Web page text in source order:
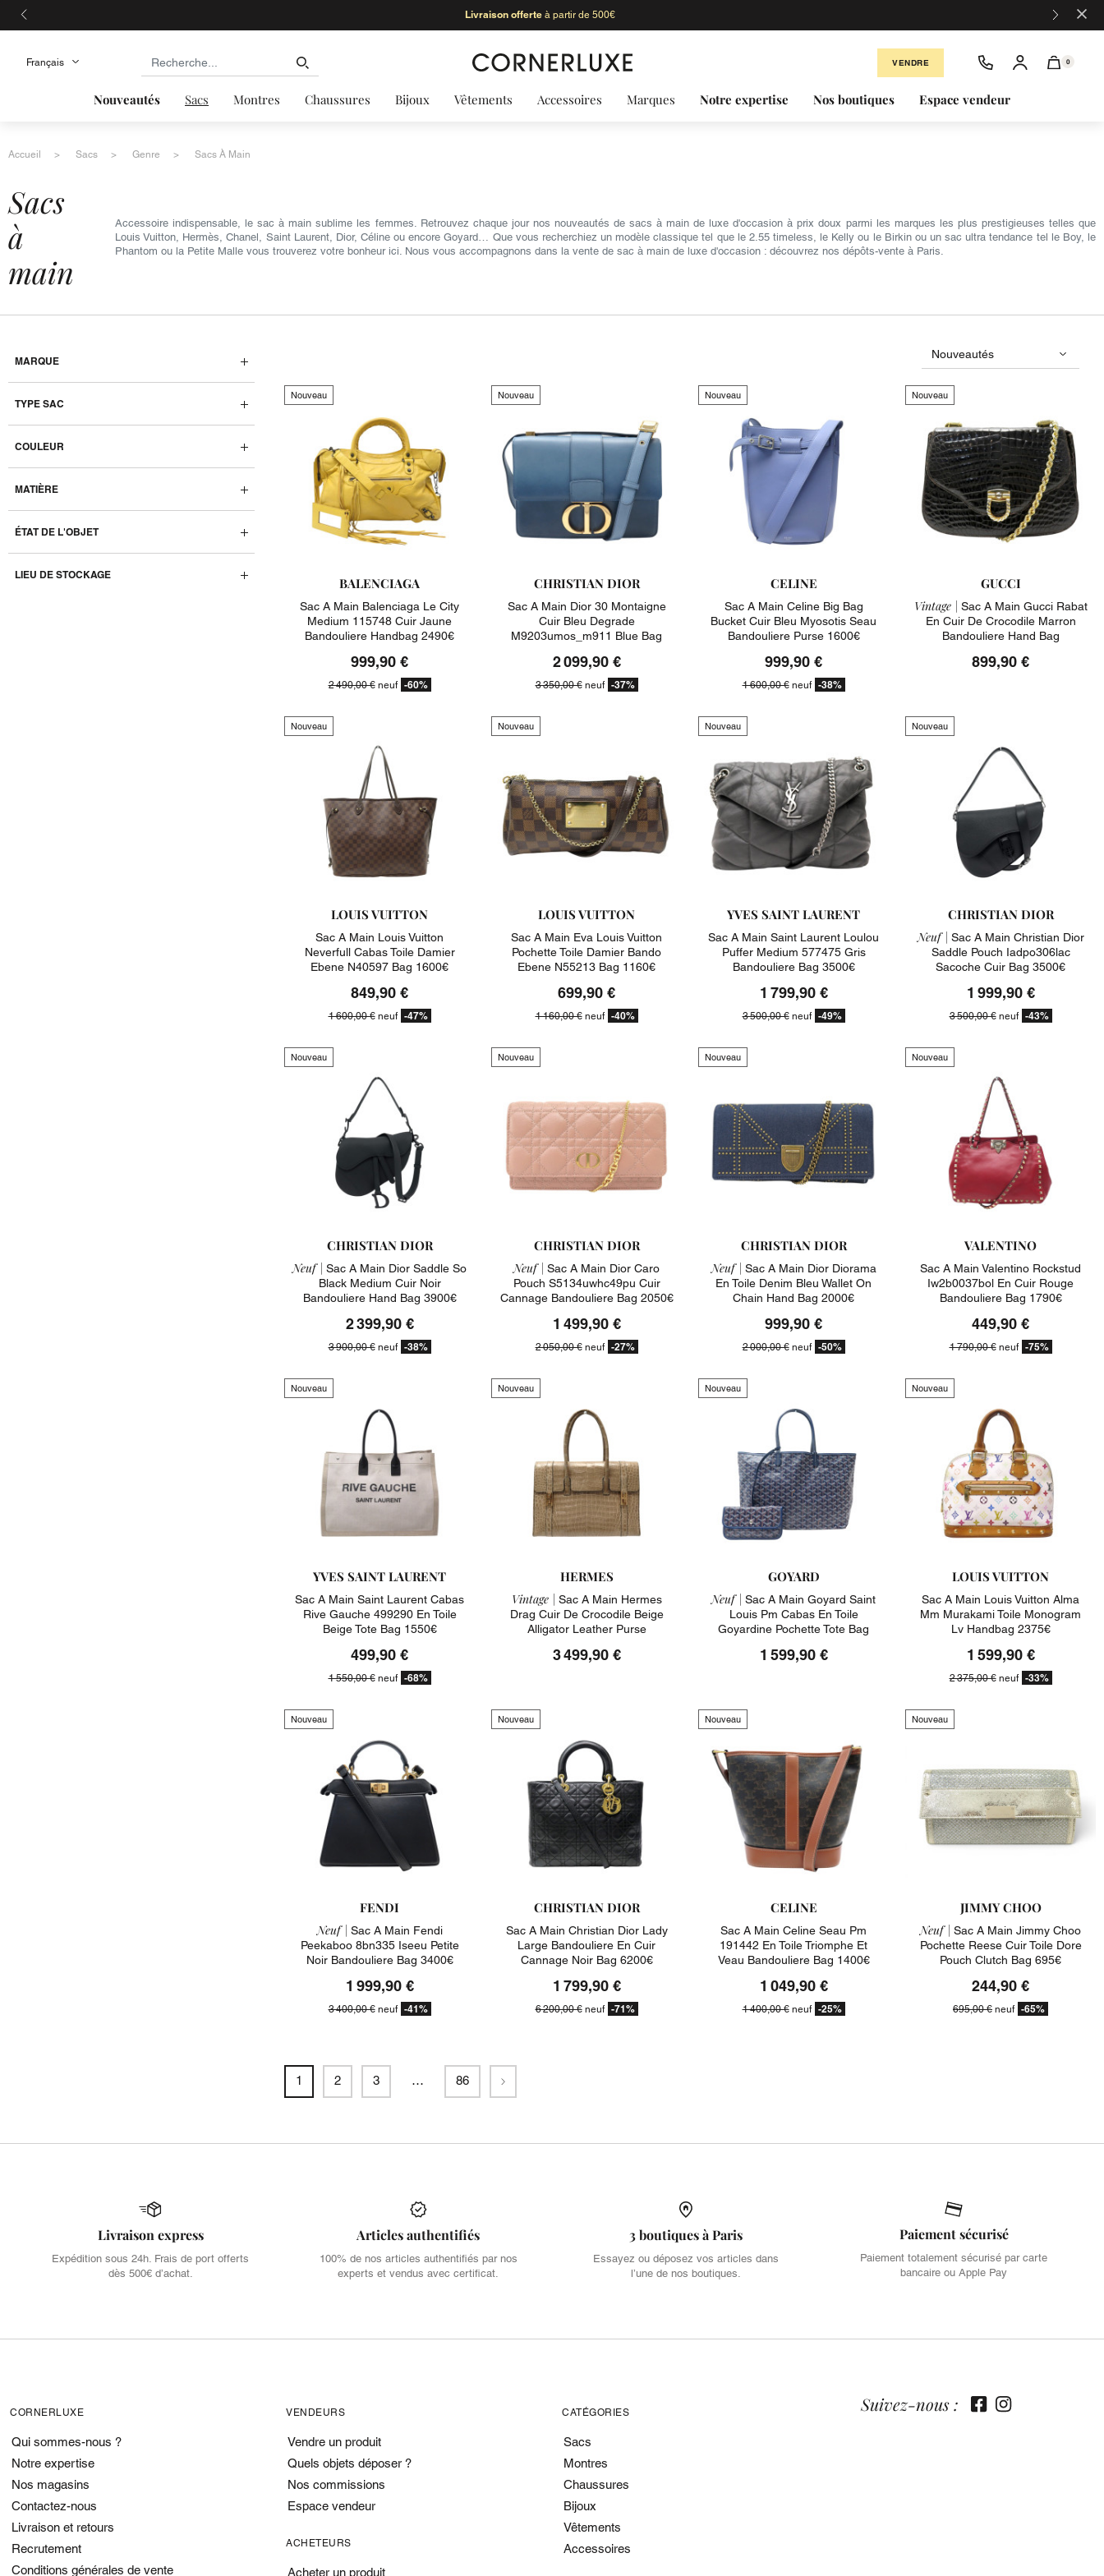
Livraison offerteà partir de 500€ ×
VENDRE 0
Nouveautés Sacs Montres Chaussures Bijoux Vêtements Accessoires Marques Notre expertise Nos boutiques Espace vendeur
Accueil Sacs Genre Sacs À Main
sacs
à
main
Accessoire indispensable, le sac à main sublime les femmes. Retrouvez chaque jour nos nouveautés de sacs à main de luxe d'occasion à prix doux parmi les marques les plus prestigieuses telles que
Louis Vuitton, Hermès, Chanel, Saint Laurent, Dior, Céline ou encore Goyard… Que vous recherchiez un modèle classique tel que le 2.55 timeless, le Kelly ou le Birkin ou un sac ultra tendance tel le Boy, le
Phantom ou la Petite Malle vous trouverez votre bonheur ici. Nous vous accompagnons dans la vente de sac à main de luxe d'occasion : découvrez nos dépôts-vente à Paris.
MARQUE
TYPE SAC
COULEUR
MATIÈRE
ÉTAT DE L'OBJET
LIEU DE STOCKAGE
Nouveau
BALENCIAGA
Sac A Main Balenciaga Le City
Medium 115748 Cuir Jaune
Bandouliere Handbag 2490€
999,90 €
2 490,00 €neuf -60%
Nouveau
CHRISTIAN DIOR
Sac A Main Dior 30 Montaigne
Cuir Bleu Degrade
M9203umos_m911 Blue Bag
2 099,90 €
3 350,00 €neuf -37%
Nouveau
CELINE
Sac A Main Celine Big Bag
Bucket Cuir Bleu Myosotis Seau
Bandouliere Purse 1600€
999,90 €
1 600,00 €neuf -38%
Nouveau
GUCCI
Vintage | Sac A Main Gucci Rabat
En Cuir De Crocodile Marron
Bandouliere Hand Bag
899,90 €
Nouveau
LOUIS VUITTON
Sac A Main Louis Vuitton
Neverfull Cabas Toile Damier
Ebene N40597 Bag 1600€
849,90 €
1 600,00 €neuf -47%
Nouveau
LOUIS VUITTON
Sac A Main Eva Louis Vuitton
Pochette Toile Damier Bando
Ebene N55213 Bag 1160€
699,90 €
1 160,00 €neuf -40%
Nouveau
YVES SAINT LAURENT
Sac A Main Saint Laurent Loulou
Puffer Medium 577475 Gris
Bandouliere Bag 3500€
1 799,90 €
3 500,00 €neuf -49%
Nouveau
CHRISTIAN DIOR
Neuf | Sac A Main Christian Dior
Saddle Pouch Iadpo306lac
Sacoche Cuir Bag 3500€
1 999,90 €
3 500,00 €neuf -43%
Nouveau
CHRISTIAN DIOR
Neuf | Sac A Main Dior Saddle So
Black Medium Cuir Noir
Bandouliere Hand Bag 3900€
2 399,90 €
3 900,00 €neuf -38%
Nouveau
CHRISTIAN DIOR
Neuf | Sac A Main Dior Caro
Pouch S5134uwhc49pu Cuir
Cannage Bandouliere Bag 2050€
1 499,90 €
2 050,00 €neuf -27%
Nouveau
CHRISTIAN DIOR
Neuf | Sac A Main Dior Diorama
En Toile Denim Bleu Wallet On
Chain Hand Bag 2000€
999,90 €
2 000,00 €neuf -50%
Nouveau
VALENTINO
Sac A Main Valentino Rockstud
Iw2b0037bol En Cuir Rouge
Bandouliere Bag 1790€
449,90 €
1 790,00 €neuf -75%
Nouveau
YVES SAINT LAURENT
Sac A Main Saint Laurent Cabas
Rive Gauche 499290 En Toile
Beige Tote Bag 1550€
499,90 €
1 550,00 €neuf -68%
Nouveau
HERMES
Vintage | Sac A Main Hermes
Drag Cuir De Crocodile Beige
Alligator Leather Purse
3 499,90 €
Nouveau
GOYARD
Neuf | Sac A Main Goyard Saint
Louis Pm Cabas En Toile
Goyardine Pochette Tote Bag
1 599,90 €
Nouveau
LOUIS VUITTON
Sac A Main Louis Vuitton Alma
Mm Murakami Toile Monogram
Lv Handbag 2375€
1 599,90 €
2 375,00 €neuf -33%
Nouveau
FENDI
Neuf | Sac A Main Fendi
Peekaboo 8bn335 Iseeu Petite
Noir Bandouliere Bag 3400€
1 999,90 €
3 400,00 €neuf -41%
Nouveau
CHRISTIAN DIOR
Sac A Main Christian Dior Lady
Large Bandouliere En Cuir
Cannage Noir Bag 6200€
1 799,90 €
6 200,00 €neuf -71%
Nouveau
CELINE
Sac A Main Celine Seau Pm
191442 En Toile Triomphe Et
Veau Bandouliere Bag 1400€
1 049,90 €
1 400,00 €neuf -25%
Nouveau
JIMMY CHOO
Neuf | Sac A Main Jimmy Choo
Pochette Reese Cuir Toile Dore
Pouch Clutch Bag 695€
244,90 €
695,00 € neuf -65%
1 2 3 … 86 Suivant
Livraison express
Expédition sous 24h. Frais de port offerts
dès 500€ d’achat.
Articles authentifiés
100% de nos articles authentifiés par nos
experts et vendus avec certificat.
3 boutiques à Paris
Essayez ou déposez vos articles dans
l’une de nos boutiques.
Paiement sécurisé
Paiement totalement sécurisé par carte
bancaire ou Apple Pay
CORNERLUXE
Qui sommes-nous ?
Notre expertise
Nos magasins
Contactez-nous
Livraison et retours
Recrutement
Conditions générales de vente
VENDEURS
Vendre un produit
Quels objets déposer ?
Nos commissions
Espace vendeur
ACHETEURS
Acheter un produit
CATÉGORIES
Sacs
Montres
Chaussures
Bijoux
Vêtements
Accessoires
Suivez-nous :